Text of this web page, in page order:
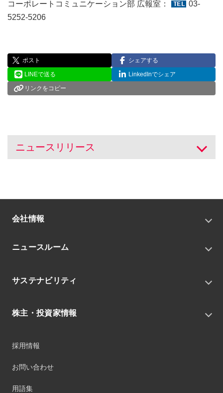
コーポレートコミュニケーション部 広報室：
03-
5252-5206
ポスト
シェアする
LINEで送る
LinkedInでシェア
リンクをコピー
ニュースリリース 開く
会社情報
会社概要
中期経営戦略
役員
事業
ニュースルーム
トピックス
IRニュース
サステナビリティ
環境
ガバナンス
マテリアリティ
株主・投資家情報
財務ハイライト
IRカレンダー
採用情報
お問い合わせ
用語集